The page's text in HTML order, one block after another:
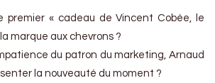
premier « cadeau de Vincent Cobée, le
marque aux chevrons ?
du patron du marketing, Arnaud
la nouveauté du moment ?